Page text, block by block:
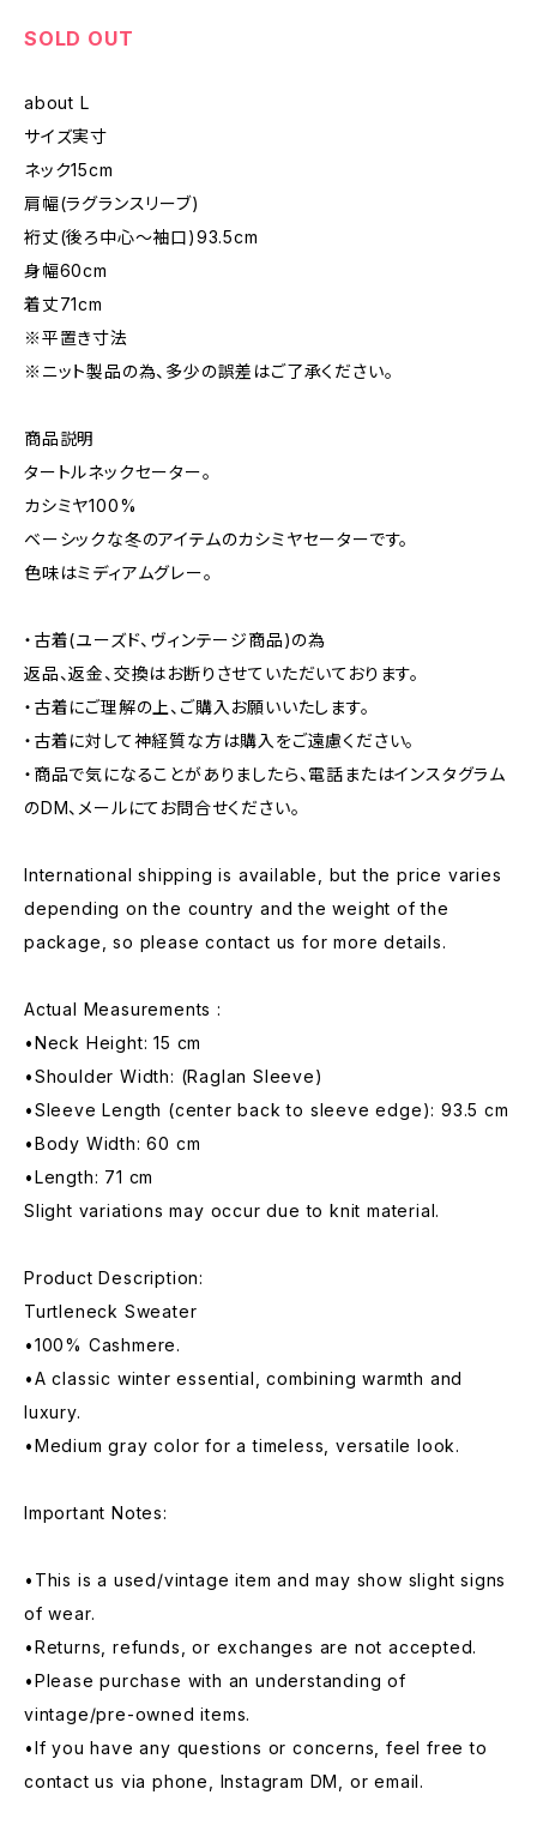
SOLD OUT
about L
サイズ実寸
ネック15cm
肩幅(ラグランスリーブ)
裄丈(後ろ中心〜袖口)93.5cm
身幅60cm
着丈71cm
※平置き寸法
※ニット製品の為、多少の誤差はご了承ください。
商品説明
タートルネックセーター。
カシミヤ100%
ベーシックな冬のアイテムのカシミヤセーターです。
色味はミディアムグレー。
・古着(ユーズド、ヴィンテージ商品)の為
返品、返金、交換はお断りさせていただいております。
・古着にご理解の上、ご購入お願いいたします。
・古着に対して神経質な方は購入をご遠慮ください。
・商品で気になることがありましたら、電話またはインスタグラム
のDM、メールにてお問合せください。
International shipping is available, but the price varies
depending on the country and the weight of the
package, so please contact us for more details.
Actual Measurements :
•Neck Height: 15 cm
•Shoulder Width: (Raglan Sleeve)
•Sleeve Length (center back to sleeve edge): 93.5 cm
•Body Width: 60 cm
•Length: 71 cm
Slight variations may occur due to knit material.
Product Description:
Turtleneck Sweater
•100% Cashmere.
•A classic winter essential, combining warmth and
luxury.
•Medium gray color for a timeless, versatile look.
Important Notes:
•This is a used/vintage item and may show slight signs
of wear.
•Returns, refunds, or exchanges are not accepted.
•Please purchase with an understanding of
vintage/pre-owned items.
•If you have any questions or concerns, feel free to
contact us via phone, Instagram DM, or email.